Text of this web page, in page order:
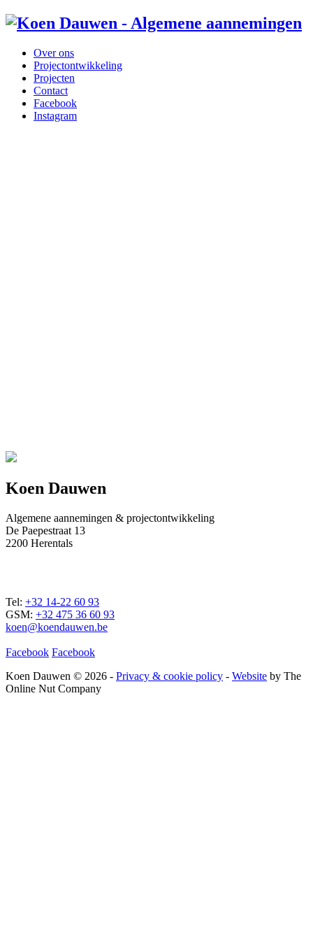
Over ons
Projectontwikkeling
Projecten
Contact
Facebook
Instagram
Koen Dauwen
Algemene aannemingen & projectontwikkeling
De Paepestraat 13
2200 Herentals
Tel: +32 14-22 60 93
GSM: +32 475 36 60 93
koen@koendauwen.be
Facebook Facebook
Koen Dauwen © 2026 - Privacy & cookie policy - Website by The
Online Nut Company